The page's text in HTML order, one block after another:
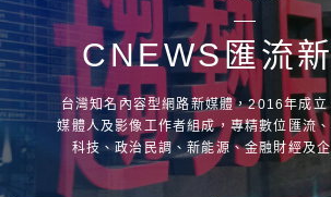
CNEWS匯流
台灣知名內容型網路新媒體，2016年成
媒體人及影像工作者組成，專精數位匯流
科技、政治民調、新能源、金融財經及